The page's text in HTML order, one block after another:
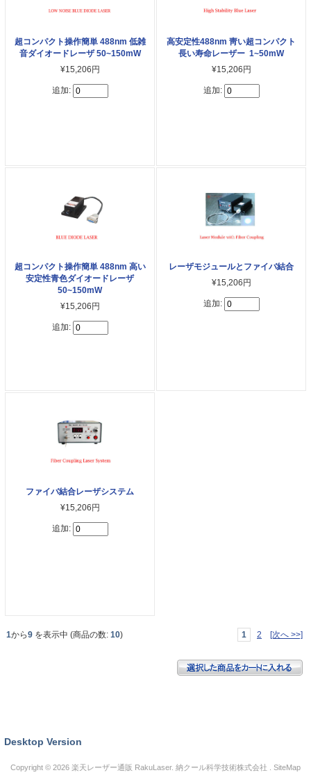
超コンパクト操作簡単 488nm 低雑
音ダイオードレーザ 50~150mW
¥15,206円
追加:
高安定性488nm 靑い超コンパクト
長い寿命レーザー 1~50mW
¥15,206円
追加:
超コンパクト操作簡単 488nm 高い
安定性青色ダイオードレーザ
50~150mW
¥15,206円
追加:
レーザモジュールとファイバ結合
¥15,206円
追加:
ファイバ結合レーザシステム
¥15,206円
追加:
1から9 を表示中 (商品の数: 10) 1 2 [次へ >>]
Desktop Version
Copyright © 2026 楽天レーザー通販 RakuLaser. 納クール科学技術株式会社 . SiteMap